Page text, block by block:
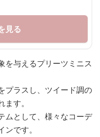
見る
を与えるプリーツミニス
プラスし、ツイード調の
す。
ムとして、様々なコーデ
です。